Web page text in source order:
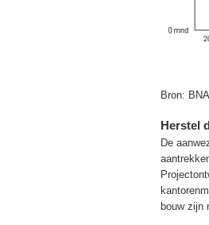
Bron:
Herstel
De
bouw zijn